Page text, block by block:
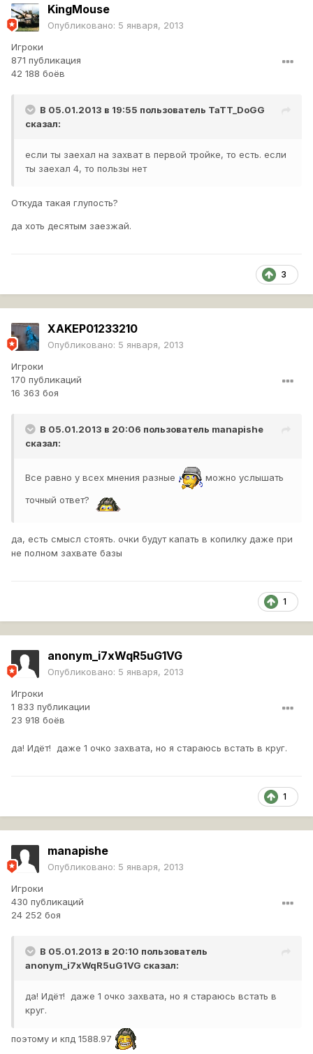
KingMouse
Опубликовано: 5 января, 2013
Игроки
871 публикация
42 188 боёв
В 05.01.2013 в 19:55 пользователь TaTT_DoGG
сказал:
если ты заехал на захват в первой тройке, то есть. если
ты заехал 4, то пользы нет
Откуда такая глупость?
да хоть десятым заезжай.
3
XAKEP01233210
Опубликовано: 5 января, 2013
Игроки
170 публикаций
16 363 боя
В 05.01.2013 в 20:06 пользователь manapishe
сказал:
Все равно у всех мнения разные
можно услышать
точный ответ?
да, есть смысл стоять. очки будут капать в копилку даже при
не полном захвате базы
1
anonym_i7xWqR5uG1VG
Опубликовано: 5 января, 2013
Игроки
1 833 публикации
23 918 боёв
да! Идёт! даже 1 очко захвата, но я стараюсь встать в круг.
1
manapishe
Опубликовано: 5 января, 2013
Игроки
430 публикаций
24 252 боя
В 05.01.2013 в 20:10 пользователь
anonym_i7xWqR5uG1VG сказал:
да! Идёт! даже 1 очко захвата, но я стараюсь встать в
круг.
поэтому и кпд 1588.97